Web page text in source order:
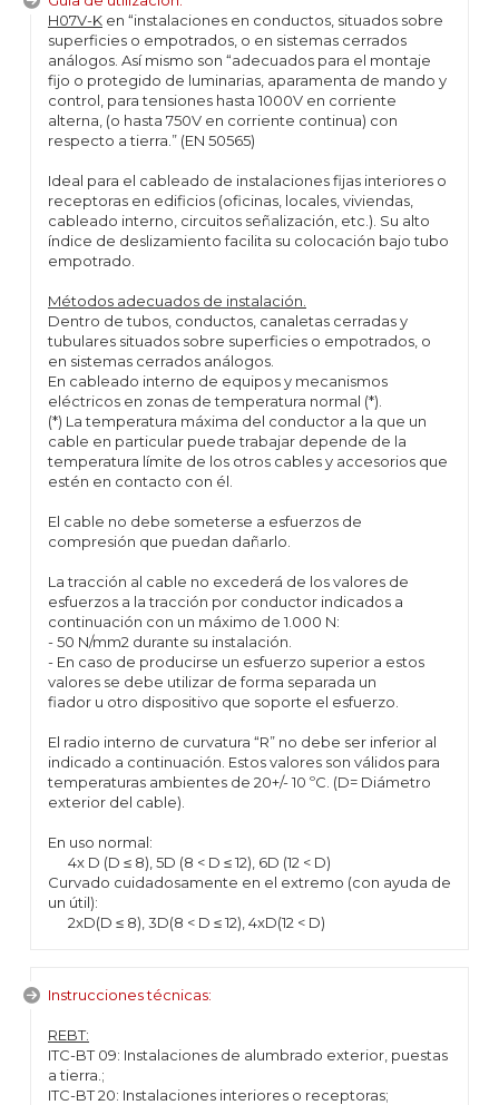
H07V-K en “instalaciones en conductos, situados sobre
superficies o empotrados, o en sistemas cerrados
análogos. Así mismo son “adecuados para el montaje
fijo o protegido de luminarias, aparamenta de mando y
control, para tensiones hasta 1000V en corriente
alterna, (o hasta 750V en corriente continua) con
respecto a tierra.” (EN 50565)
Ideal para el cableado de instalaciones fijas interiores o
receptoras en edificios (oficinas, locales, viviendas,
cableado interno, circuitos señalización, etc.). Su alto
índice de deslizamiento facilita su colocación bajo tubo
empotrado.
Métodos adecuados de instalación.
Dentro de tubos, conductos, canaletas cerradas y
tubulares situados sobre superficies o empotrados, o
en sistemas cerrados análogos.
En cableado interno de equipos y mecanismos
eléctricos en zonas de temperatura normal (*).
(*) La temperatura máxima del conductor a la que un
cable en particular puede trabajar depende de la
temperatura límite de los otros cables y accesorios que
estén en contacto con él.
El cable no debe someterse a esfuerzos de
compresión que puedan dañarlo.
La tracción al cable no excederá de los valores de
esfuerzos a la tracción por conductor indicados a
continuación con un máximo de 1.000 N:
- 50 N/mm2 durante su instalación.
- En caso de producirse un esfuerzo superior a estos
valores se debe utilizar de forma separada un
fiador u otro dispositivo que soporte el esfuerzo.
El radio interno de curvatura “R” no debe ser inferior al
indicado a continuación. Estos valores son válidos para
temperaturas ambientes de 20+/- 10 ºC. (D= Diámetro
exterior del cable).
En uso normal:
4x D (D ≤ 8), 5D (8 < D ≤ 12), 6D (12 < D)
Curvado cuidadosamente en el extremo (con ayuda de
un útil):
2xD(D ≤ 8), 3D(8 < D ≤ 12), 4xD(12 < D)
Instrucciones técnicas:
REBT:
ITC-BT 09: Instalaciones de alumbrado exterior, puestas
a tierra.;
ITC-BT 20: Instalaciones interiores o receptoras;